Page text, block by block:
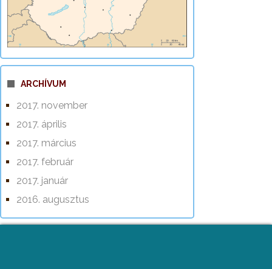
ARCHÍVUM
2017. november
2017. április
2017. március
2017. február
2017. január
2016. augusztus